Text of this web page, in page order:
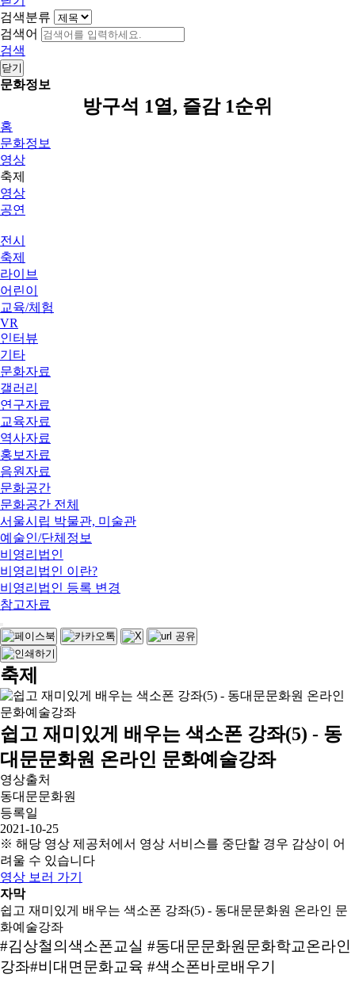
검색분류
검색어
검색
닫기
문화정보
방구석 1열, 즐감 1순위
홈
문화정보
영상
축제
영상
공연
전시
축제
라이브
어린이
교육/체험
VR
인터뷰
기타
문화자료
갤러리
연구자료
교육자료
역사자료
홍보자료
음원자료
문화공간
문화공간 전체
서울시립 박물관, 미술관
예술인/단체정보
비영리법인
비영리법인 이란?
비영리법인 등록 변경
참고자료
축제
쉽고 재미있게 배우는 색소폰 강좌(5) - 동
대문문화원 온라인 문화예술강좌
영상출처
동대문문화원
등록일
2021-10-25
※ 해당 영상 제공처에서 영상 서비스를 중단할 경우 감상이 어
려울 수 있습니다
영상 보러 가기
자막
쉽고 재미있게 배우는 색소폰 강좌(5) - 동대문문화원 온라인 문
화예술강좌
#김상철의색소폰교실 #동대문문화원문화학교온라인
강좌#비대면문화교육 #색소폰바로배우기